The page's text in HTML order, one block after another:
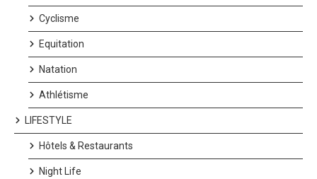
Cyclisme
Equitation
Natation
Athlétisme
LIFESTYLE
Hôtels & Restaurants
Night Life